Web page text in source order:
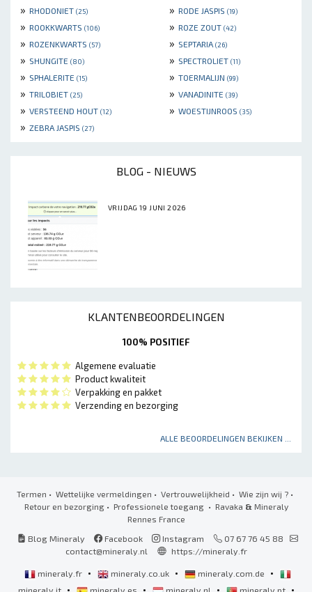
» RHODONIET (25) » RODE JASPIS (19)
» ROOKKWARTS (106) » ROZE ZOUT (42)
» ROZENKWARTS (57) » SEPTARIA (26)
» SHUNGITE (80) » SPECTROLIET (11)
» SPHALERITE (15) » TOERMALIJN (99)
» TRILOBIET (25) » VANADINITE (39)
» VERSTEEND HOUT (12) » WOESTIJNROOS (35)
» ZEBRA JASPIS (27)
BLOG - NIEUWS
VRIJDAG 19 JUNI 2026
KLANTENBEOORDELINGEN
100% POSITIEF
Algemene evaluatie
Product kwaliteit
Verpakking en pakket
Verzending en bezorging
ALLE BEOORDELINGEN BEKIJKEN ...
Termen • Wettelijke vermeldingen • Vertrouwelijkheid • Wie zijn wij ? •
Retour en bezorging• Professionele toegang • Ravaka & Mineraly
Rennes France
Blog Mineraly
Facebook Instagram
07 67 76 45 88
contact@mineraly.nl
https://mineraly.fr
mineraly.fr • mineraly.co.uk • mineraly.com.de •
mineraly.it • mineraly.es • mineraly.nl • mineraly.pt •